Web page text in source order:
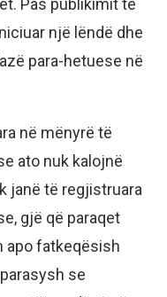
Pas publikimit të
një lëndë dhe
para-hetuese në
në mënyrë të
ato nuk kalojnë
janë të regjistruara
gjë që paraqet
apo fatkeqësish
se